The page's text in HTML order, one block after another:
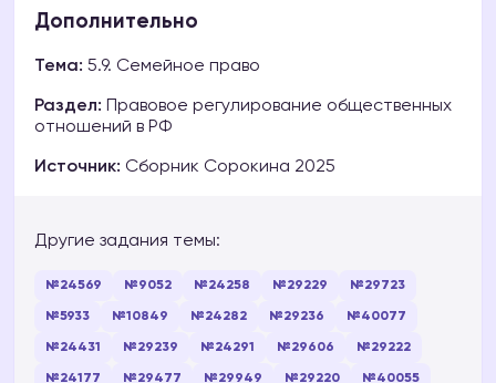
Дополнительно
Тема: 5.9. Семейное право
Раздел: Правовое регулирование общественных
отношений в РФ
Источник: Сборник Сорокина 2025
Другие задания темы:
№24569 №9052 №24258 №29229 №29723
№5933 №10849 №24282 №29236 №40077
№24431 №29239 №24291 №29606 №29222
№24177 №29477 №29949 №29220 №40055